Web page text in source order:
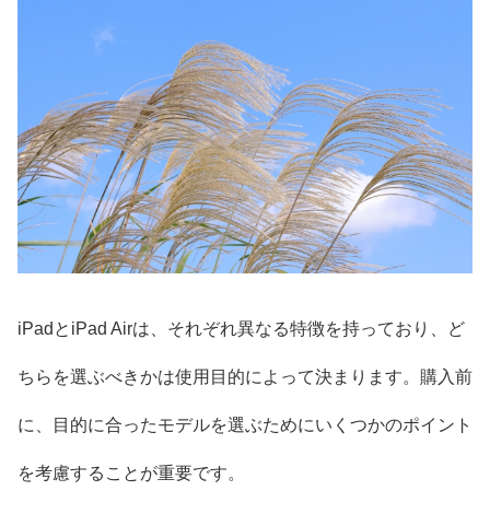
iPadとiPad Airは、それぞれ異なる特徴を持っており、ど
ちらを選ぶべきかは使用目的によって決まります。購入前
に、目的に合ったモデルを選ぶためにいくつかのポイント
を考慮することが重要です。